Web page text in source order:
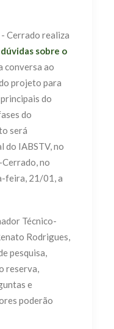
Cerrado realiza
sobre o
conversa ao
projeto para
do
do
será
do IABSTV, no
Cerrado, no
feira, 21/01, a
Técnico-
Rodrigues,
pesquisa,
reserva,
e
poderão